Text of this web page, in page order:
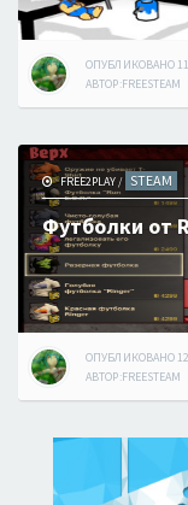
ОПУБЛИКОВАНО
АВТОР:FREESTEAM
FREE2PLAY/ STEAM
Футболки от
ОПУБЛИКОВАНО
АВТОР:FREESTEAM